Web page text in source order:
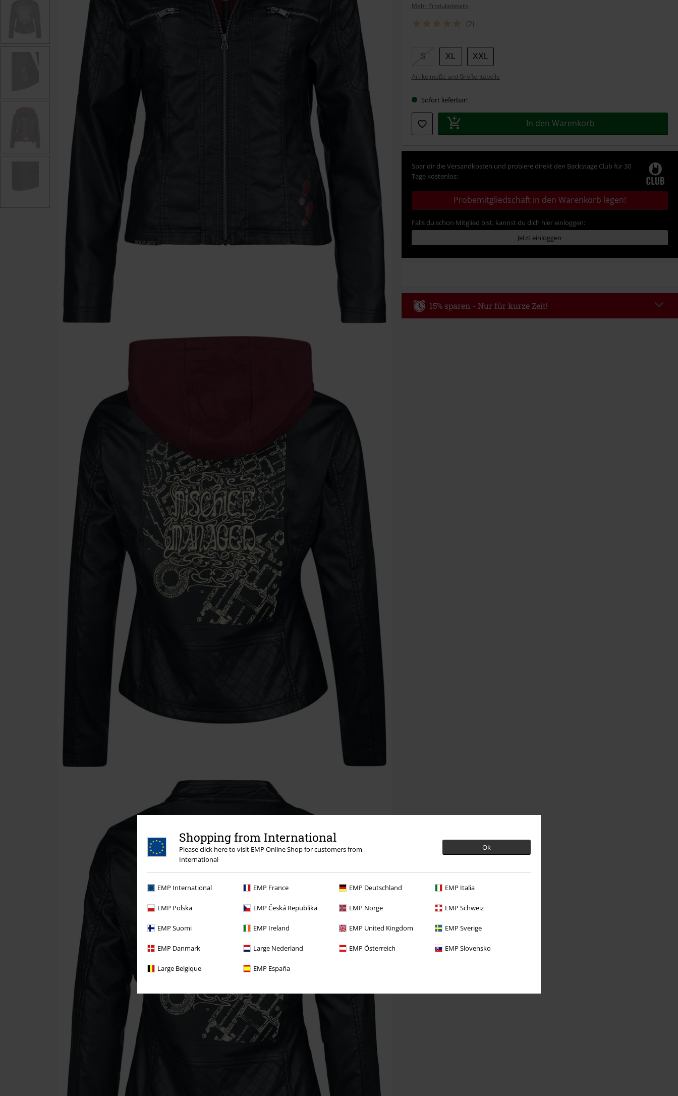
Shopping from International
Please click here to visit EMP Online Shop for customers from
International
Ok
EMP International EMP France EMP Deutschland EMP Italia
EMP Polska EMP Česká Republika EMP Norge EMP Schweiz
EMP Suomi EMP Ireland EMP United Kingdom EMP Sverige
EMP Danmark Large Nederland EMP Österreich EMP Slovensko
Large Belgique EMP España
Mehr Produktdetails
(2)
Wähle
deine
Größe
S XL XXL
Artikelmaße und Größentabelle
Sofort lieferbar!
In den Warenkorb
Spar dir die Versandkosten und probiere direkt den Backstage Club für 30
Tage kostenlos:
Probemitgliedschaft in den Warenkorb legen!
Falls du schon Mitglied bist, kannst du dich hier einloggen:
Jetzt einloggen
15% sparen - Nur für kurze Zeit!